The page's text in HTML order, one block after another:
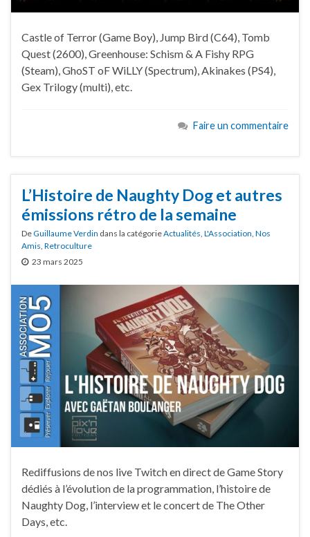
Castle of Terror (Game Boy), Jump Bird (C64), Tomb
Quest (2600), Greenhouse: Schism & A Fishy RPG
(Steam), GhoST oF WiLLY (Spectrum), Akinakes (PS4),
Gex Trilogy (multi), etc.
Faire un commentaire
L’Histoire de Naughty Dog et autres
émissions rétro de la semaine
DeGuillaume Verdin dans la catégorieActualités, L'Association, Nos
Amis, Retroculture
23 mars 2025
Rediffusions de nos live Twitch en direct de Game Story
dédiés à l’évolution de la programmation, l’histoire de
Naughty Dog, l’interview et le concert de The Other
Days, etc.